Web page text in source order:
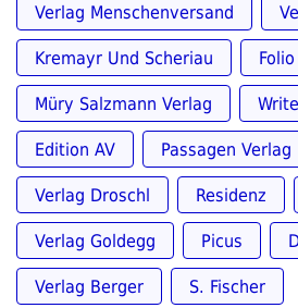
Verlag Menschenversand
Kremayr Und Scheriau Folio
Müry Salzmann Verlag
Edition AV Passagen Verlag
Verlag Droschl Residenz
Verlag Goldegg Picus
Verlag Berger S. Fischer